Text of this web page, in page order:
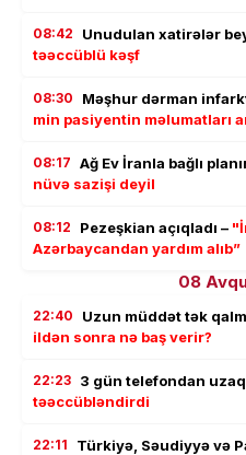
08:42 Unudulan xatirələr
təəccüblü kəşf
08:30 Məşhur dərman
min pasiyentin məlumatları
08:17 Ağ Ev İranla bağlı
nüvə sazişi deyil
08:12 Pezeşkian açıqladı –
Azərbaycandan yardım alıb”
08
22:40 Uzun müddət tək
ildən sonra nə baş verir?
22:23 3 gün telefondan uzaq
təəccübləndirdi
22:11
Türkiyə, Səudiyyə və